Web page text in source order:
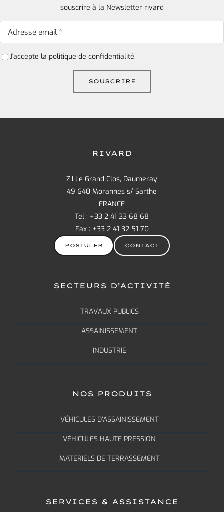
souscrire à la Newsletter rivard
J'accepte la politique de confidentialité.
RIVARD
Z.I Le Grand Clos, Daumeray
49 640 Morannes s/ Sarthe
FRANCE
Tel : +33 2 41 33 68 68
Fax : +33 2 41 32 51 70
POSTULER CONTACT
SECTEURS D’ACTIVITÉ
TRAVAUX PUBLICS
ASSAINISSEMENT
INDUSTRIE
NOS PRODUITS
VÉHICULES D’ASSAINISSEMENT
VÉHICULES HAUTE PRESSION
MATÉRIELS DE TERRASSEMENT
SERVICES & ASSISTANCE